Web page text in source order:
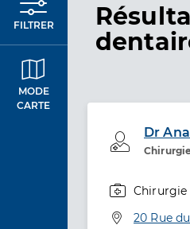
FILTRER
MODE
CARTE
Dr
Chirurgie
Adresse
20 Rue